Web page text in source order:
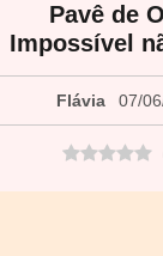
Pavê de
Impossível
Flávia 07/